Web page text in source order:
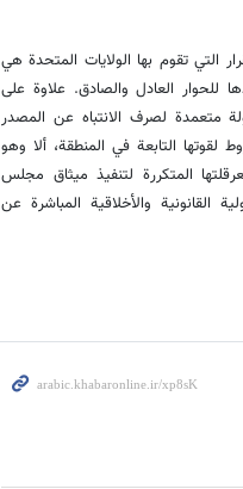
التي تقوم بها الولايات المتحدة هي
للحوار العادل والصادق. علاوة على
متعمدة لصرف الانتباه عن المصدر
لقوتها التابعة في المنطقة، ألا وهو
المتكررة لتنفيذ ميثاق مجلس
والأخلاقية المباشرة عن